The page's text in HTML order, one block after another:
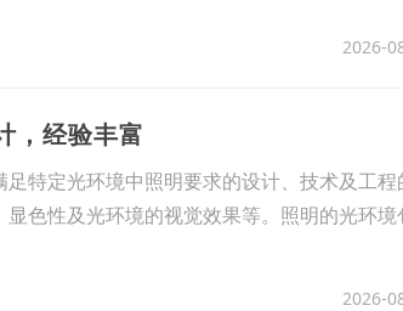
2026-
，经验丰富
特定光环境中照明要求的设计、技术及工程
色性及光环境的视觉效果等。照明的光环境
2026-